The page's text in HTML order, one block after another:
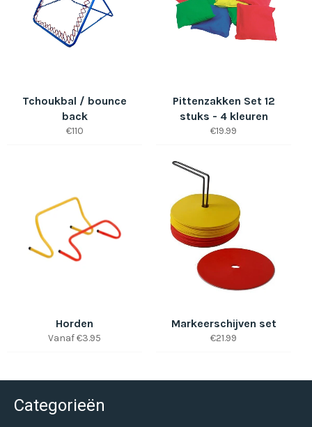
Tchoukbal / bounce
back
Normale
€110
Pittenzakken Set 12
stuks - 4 kleuren
Normale
€19.99
Horden
Vanaf €3.95
Markeerschijven set
Normale
€21.99
Categorieën